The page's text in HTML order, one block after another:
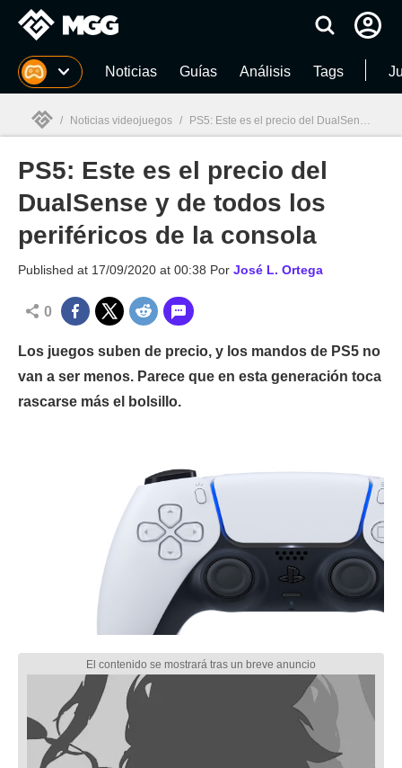
MGG Noticias Guías Análisis Tags
MGG
/ Noticias videojuegos / PS5: Este es el precio del DualSense y de todos los periféricos de la consola
PS5: Este es el precio del
DualSense y de todos los
periféricos de la consola
Published at 17/09/2020 at 00:38 Por José L. Ortega
0
Los juegos suben de precio, y los mandos de PS5 no
van a ser menos. Parece que en esta generación toca
rascarse más el bolsillo.